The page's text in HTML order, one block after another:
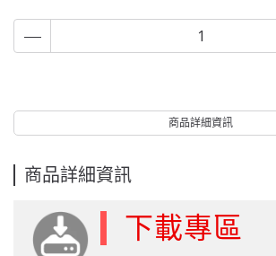
商品詳細資訊
商品詳細資訊
下載專區